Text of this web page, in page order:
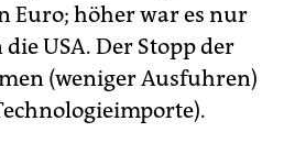
Euro; höher war es nur
USA. Der Stopp der
(weniger Ausfuhren)